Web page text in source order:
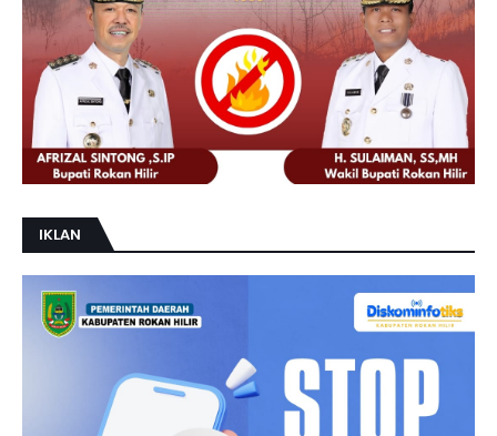
IKLAN